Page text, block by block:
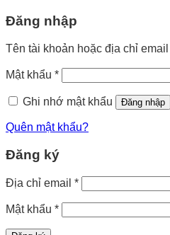
Đăng nhập
Tên tài khoản hoặc địa chỉ email
Mật khẩu *
Ghi nhớ mật khẩu Đăng nhập
Quên mật khẩu?
Đăng ký
Địa chỉ email *
Mật khẩu *